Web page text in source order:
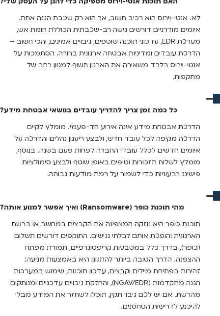
לא. אנטי-וירוס הוא רכיב חשוב, אך הוא רק שכבת הגנה אחת.
איומים מודרניים דורשים גישה רב-שכבתית הכוללת חומת אש,
מערכת EDR, עדכוני תוכנה שוטפים, גיבויים אמינים, והכי חשוב –
הדרכת עובדים ומדיניות אבטחה ארגונית ברורה. הסתמכות על
אנטי-וירוס בלבד משאירה את הארגון חשוף למגוון רחב של
מתקפות.
כל כמה זמן צריך להדריך עובדים בנושאי אבטחת מידע?
הדרכת אבטחת מידע אינה אירוע חד-פעמי. מומלץ לקיים
הדרכה מקיפה לכל עובד חדש, ולבצע ריענון נהלים והדרכה על
איומים חדשים לכלל עובדי החברה לפחות פעם בשנה. בנוסף,
מומלץ לשלוח תזכורות וטיפים באופן שוטף ולבצע סימולציות
פישינג רבעוניות כדי לשמור על רמת מודעות גבוהה.
מהי תוכנת כופר (Ransomware) ואיך אפשר למנוע אותה?
תוכנת כופר היא נוזקה המצפינה את הקבצים במחשב או ברשת
הארגונית והופכת אותם לבלתי נגישים. התוקפים דורשים תשלום
(כופר), בדרך כלל במטבעות קריפטוגרפיים, תמורת מפתח
ההצפנה. הדרך הטובה ביותר להתגונן היא באמצעות מניעה:
זהירות בפתיחת מיילים וקבצים, עדכון תוכנות, שימוש במערכות
הגנה מתקדמות (NGAV/EDR), והחזקת גיבויים עדכניים ומנותקים
מהרשת. אם יש לכם גיבוי תקין, תוכלו לשחזר את המידע מבלי
להיכנע לדרישות הסחטנים.